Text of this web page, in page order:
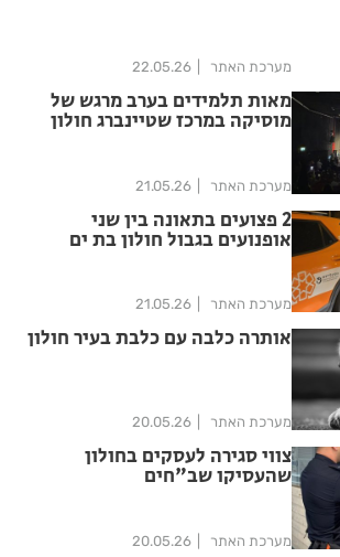
מערכת האתר 22.05.26
מאות תלמידים בערב מרגש של
מוסיקה במרכז שטיינברג חולון
מערכת האתר 21.05.26
2 פצועים בתאונה בין שני
אופנועים בגבול חולון בת ים
מערכת האתר 21.05.26
אותרה כלבה עם כלבת בעיר חולון
מערכת האתר 20.05.26
צווי סגירה לעסקים בחולון
שהעסיקו שב"חים
מערכת האתר 20.05.26